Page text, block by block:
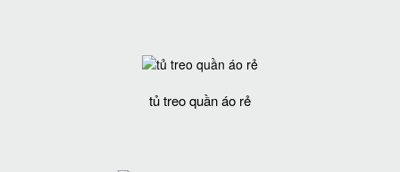
tủ treo quần áo rẻ